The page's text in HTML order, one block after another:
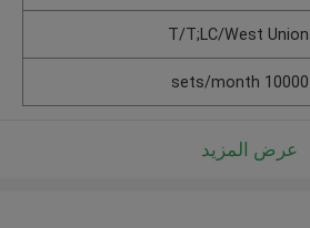
T/T;LC/West Union
10000 sets/month
عرض المزيد